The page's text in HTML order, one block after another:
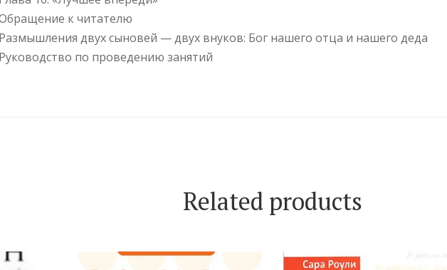
к читателю
Размышления двух сыновей — двух внуков: Бог нашего отца и нашего деда
Руководство по проведению занятий
Related products